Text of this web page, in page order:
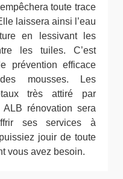
toute trace
laissera ainsi l’eau
en lessivant les
les tuiles. C’est
prévention efficace
des mousses. Les
très attiré par
ALB rénovation sera
ses services à
jouir de toute
vous avez besoin.